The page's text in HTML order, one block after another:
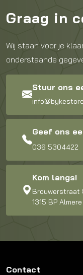
Graag in
Wij staan voor je
onderstaande
Stuur ons
Geef ons
036 5304422
Kom langs!
Brouwerstraat
1315 BP Almere
Contact